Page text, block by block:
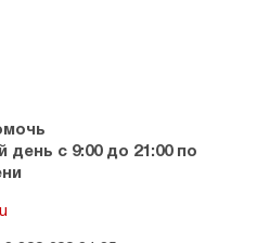
с 9:00 до 21:00 по